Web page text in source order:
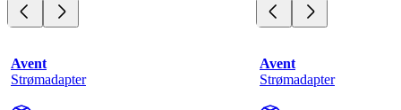
Avent
Strømadapter
Avent
Strømadapter